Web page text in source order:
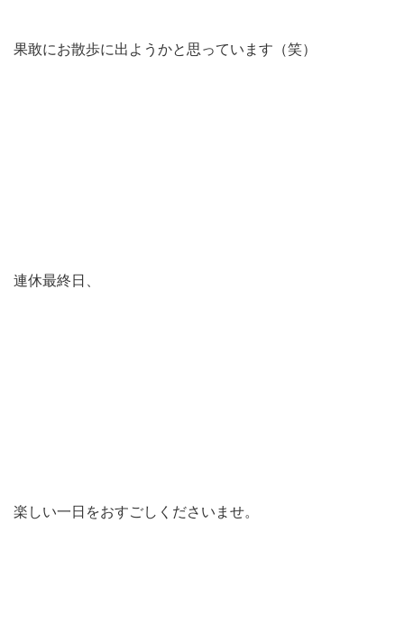
果敢にお散歩に出ようかと思っています（笑）
連休最終日、
楽しい一日をおすごしくださいませ。